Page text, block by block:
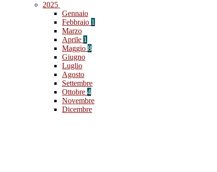
2025
Gennaio
Febbraio 1
Marzo
Aprile 1
Maggio 8
Giugno
Luglio
Agosto
Settembre
Ottobre 4
Novembre
Dicembre